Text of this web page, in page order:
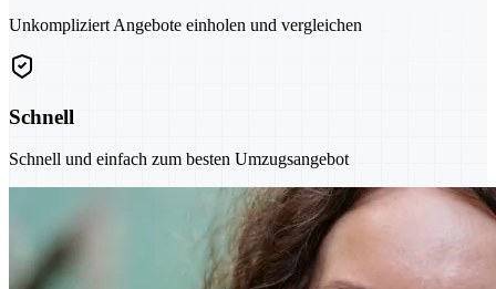
Unkompliziert Angebote einholen und vergleichen
Schnell
Schnell und einfach zum besten Umzugsangebot